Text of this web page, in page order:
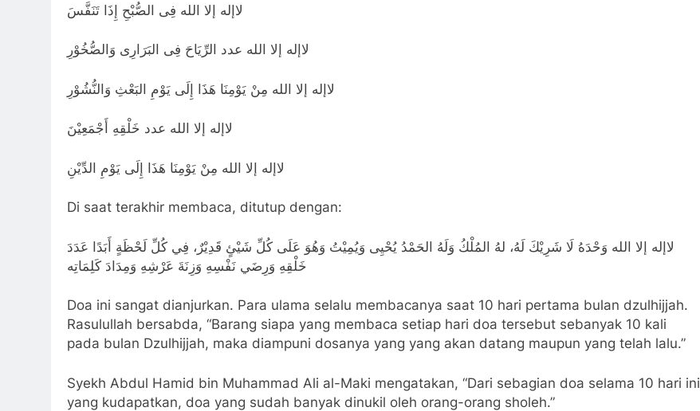
لاإله إلا الله فِى الصُّبْحِ إِذَا تَنَفَّسَ
لاإله إلا الله عدد الرِّيَاحَ فِى البَرَارِى وَالصُّخُوْرِ
لاإله إلا الله مِنْ يَوْمِنَا هَذَا إِلَى يَوْمِ البَعْثِ وَالنُّشُوْرِ
لاإله إلا الله عدد خَلْقِهِ أَجْمَعِيْنَ
لاإله إلا الله مِنْ يَوْمِنَا هَذَا إِلَى يَوْمِ الدِّيْنِ
Di saat terakhir membaca, ditutup dengan:
لاإله إلا الله وَحْدَهُ لَا شَرِيْكَ لَهُ، لهُ المُلْكُ وَلَهُ الحَمْدُ يُحْيِى وَيُمِيْتُ وَهُوَ عَلَى كُلِّ شَيْئٍ قَدِيْرٌ، فِي كُلِّ لَحْظَةٍ أَبَدًا عَدَدَ
خَلْقِهِ وَرِضَي نَفْسِهِ وَزِنَةَ عَرْشِهِ وَمِدَادَ كَلِمَاتِه
Doa ini sangat dianjurkan. Para ulama selalu membacanya saat 10 hari pertama bulan dzulhijjah.
Rasulullah bersabda, “Barang siapa yang membaca setiap hari doa tersebut sebanyak 10 kali
pada bulan Dzulhijjah, maka diampuni dosanya yang yang akan datang maupun yang telah lalu.”
Syekh Abdul Hamid bin Muhammad Ali al-Maki mengatakan, “Dari sebagian doa selama 10 hari ini
yang kudapatkan, doa yang sudah banyak dinukil oleh orang-orang sholeh.”